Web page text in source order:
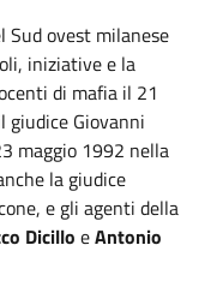
Sud ovest milanese
iniziative e la
di mafia il 21
Giovanni
maggio 1992 nella
la giudice
e gli agenti della
Dicillo eAntonio